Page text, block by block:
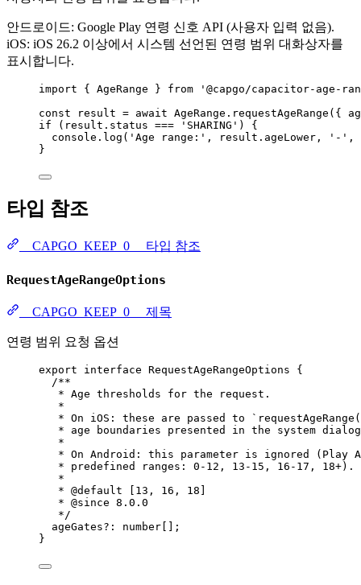
안드로이드: Google Play 연령 신호 API (사용자 입력 없음).
iOS: iOS 26.2 이상에서 시스템 선언된 연령 범위 대화상자를
표시합니다.
import { AgeRange } from
'@capgo/capacitor-age-
const
result = await AgeRange. requestAgeRange ({
if (result.status === 'SHARING' ) {
console. log ( 'Age range:' , result.ageLower, '-' ,
}
타입 참조
__CAPGO_KEEP_0__ 타입 참조
RequestAgeRangeOptions
__CAPGO_KEEP_0__ 제목
연령 범위 요청 옵션
export interface RequestAgeRangeOptions {
/**
* Age thresholds for the request.
*
* On iOS: these are passed to
* age boundaries presented in the system
*
* On Android: this parameter is ignored (Play
* predefined ranges: 0-12, 13-15, 16-17, 18+).
*
* @default [13,
16, 18]
* @since 8.0.0
*/
ageGates?: number [];
}